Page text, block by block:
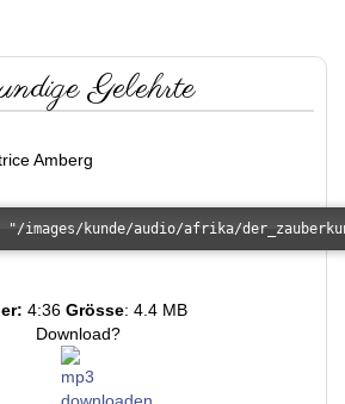
Gelehrte
Amberg
4:36 Grösse: 4.4 MB
Download?